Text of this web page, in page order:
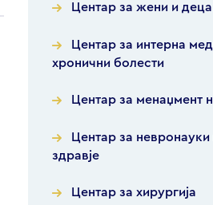
Центар за жени и деца
Центар за интерна
хронични болести
Центар за менаџмент
Центар за
здравје
Центар за хирургија